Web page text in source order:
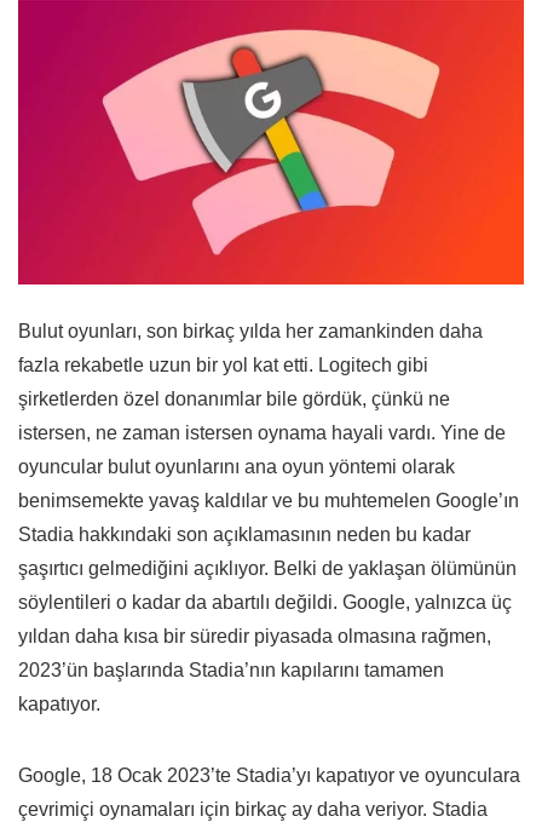
Bulut oyunları, son birkaç yılda her zamankinden daha
fazla rekabetle uzun bir yol kat etti. Logitech gibi
şirketlerden özel donanımlar bile gördük, çünkü ne
istersen, ne zaman istersen oynama hayali vardı. Yine de
oyuncular bulut oyunlarını ana oyun yöntemi olarak
benimsemekte yavaş kaldılar ve bu muhtemelen Google’ın
Stadia hakkındaki son açıklamasının neden bu kadar
şaşırtıcı gelmediğini açıklıyor. Belki de yaklaşan ölümünün
söylentileri o kadar da abartılı değildi. Google, yalnızca üç
yıldan daha kısa bir süredir piyasada olmasına rağmen,
2023’ün başlarında Stadia’nın kapılarını tamamen
kapatıyor.
Google, 18 Ocak 2023’te Stadia’yı kapatıyor ve oyunculara
çevrimiçi oynamaları için birkaç ay daha veriyor. Stadia